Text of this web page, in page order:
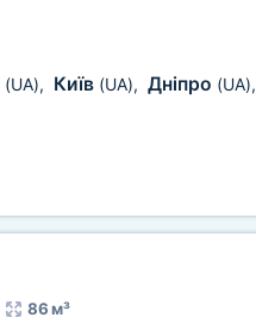
(UA), Київ (UA), Дніпро (UA),
86 м³